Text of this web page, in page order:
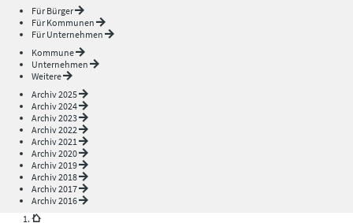
Für Bürger
Für Kommunen
Für Unternehmen
Kommune
Unternehmen
Weitere
Archiv 2025
Archiv 2024
Archiv 2023
Archiv 2022
Archiv 2021
Archiv 2020
Archiv 2019
Archiv 2018
Archiv 2017
Archiv 2016